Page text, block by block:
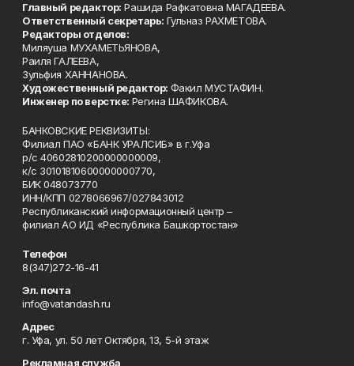
Главный редактор: Рашида Рафкатовна МАГАДЕЕВА.
Ответственный секретарь: Гульназ РАХМЕТОВА.
Редакторы отделов:
Миляуша МУХАМЕТЬЯНОВА,
Раиля ГАЛЕЕВА,
Зульфия ХАННАНОВА.
Художественный редактор: Факил МУСТАФИН.
Инженер по верстке: Регина ШАФИКОВА.
БАНКОВСКИЕ РЕКВИЗИТЫ:
Филиал ПАО «БАНК УРАЛСИБ» в г.Уфа
р/с 40602810200000000009,
к/с 30101810600000000770,
БИК 048073770
ИНН/КПП 0278066967/027843012
Республиканский информационный центр –
филиал АО ИД «Республика Башкортостан»
Телефон
8(347)272-16-41
Эл. почта
info@vatandash.ru
Адрес
г. Уфа, ул. 50 лет Октября, 13, 5-й этаж
Рекламная служба